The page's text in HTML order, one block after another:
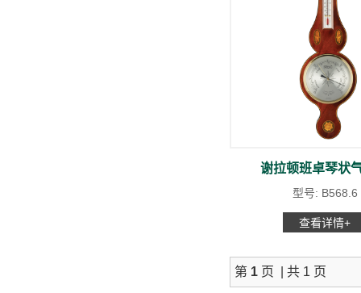
谢拉顿班卓琴状
型号: B568.6
查看详情+
第 1 页 | 共 1 页